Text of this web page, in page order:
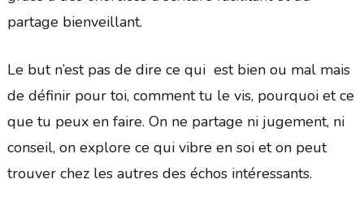
partage bienveillant.
Le but n’est pas de dire ce qui est bien ou mal mais
de définir pour toi, comment tu le vis, pourquoi et ce
que tu peux en faire. On ne partage ni jugement, ni
conseil, on explore ce qui vibre en soi et on peut
trouver chez les autres des échos intéressants.